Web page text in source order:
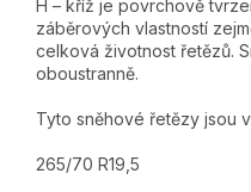
H – kříž je povrchově
záběrových vlastností
celková životnost řetězů.
oboustranně.
Tyto sněhové řetězy jsou
265/70 R19,5